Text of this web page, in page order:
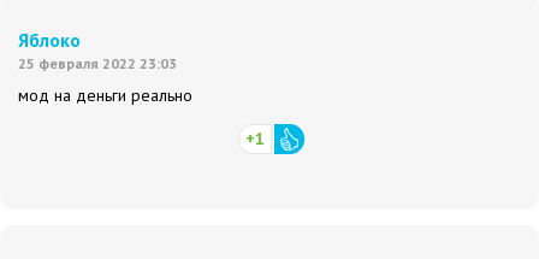
Яблоко
25 февраля 2022 23:03
мод на деньги реально
+1